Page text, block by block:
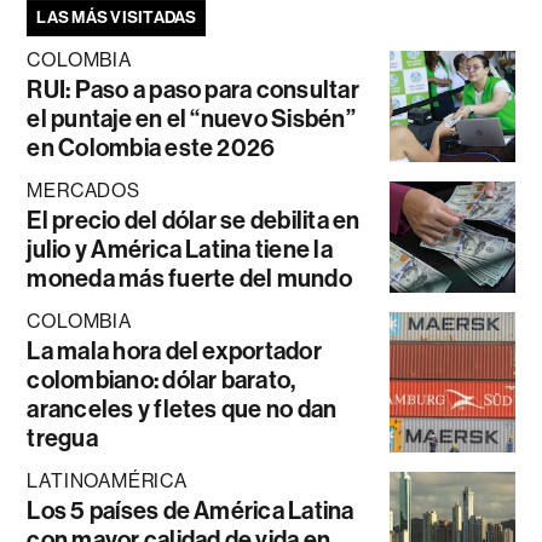
LAS MÁS VISITADAS
COLOMBIA
RUI: Paso a paso para consultar
el puntaje en el “nuevo Sisbén”
en Colombia este 2026
MERCADOS
El precio del dólar se debilita en
julio y América Latina tiene la
moneda más fuerte del mundo
COLOMBIA
La mala hora del exportador
colombiano: dólar barato,
aranceles y fletes que no dan
tregua
LATINOAMÉRICA
Los 5 países de América Latina